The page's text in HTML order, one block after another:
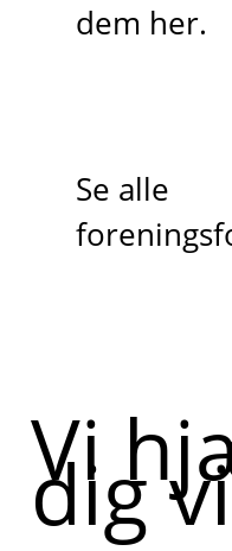
dem her.
Se alle
Vi
dig